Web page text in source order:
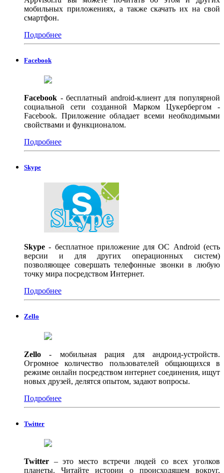
мобильных приложениях, а также скачать их на свой
смартфон.
Подробнее
Facebook
Facebook - бесплатный android-клиент для популярной
социальной сети созданной Марком Цукербергом -
Facebook. Приложение обладает всеми необходимыми
свойствами и функционалом.
Подробнее
Skype
Skype - бесплатное приложение для ОС Android (есть
версии и для других операционных систем)
позволяющее совершать телефонные звонки в любую
точку мира посредством Интернет.
Подробнее
Zello
Zello - мобильная рация для андроид-устройств.
Огромное количество пользователей общающихся в
режиме онлайн посредством интернет соединения, ищут
новых друзей, делятся опытом, задают вопросы.
Подробнее
Twitter
Twitter – это место встречи людей со всех уголков
планеты. Читайте истории о происходящем вокруг,